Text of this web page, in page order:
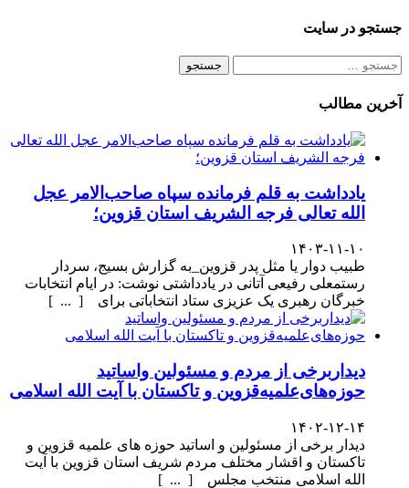
جستجو در سایت
جستجو
آخرین مطالب
یادداشت به قلم فرمانده سپاه صاحب‌الامر عجل
الله تعالی فرجه الشریف استان قزوین؛
۱۴۰۳-۱۱-۱۰
طبیب دوار یا مثل پدر قزوین_به گزارش بسیج، سردار
رستمعلی رفیعی آتانی در یادداشتی نوشت: در ایام انتخابات
خبرگان رهبری یک عزیزی ستاد انتخاباتی برای [ ... ]
دیداربرخی از مردم و مسئولین واساتید
حوزه‌های‌علمیه‌قزوین و تاکستان با آیت الله اسلامی
۱۴۰۲-۱۲-۱۴
دیدار برخی از مسئولین و اساتید حوزه های علمیه قزوین و
تاکستان و اقشار مختلف مردم شریف استان قزوین با آیت
الله اسلامی منتخب مجلس [ ... ]